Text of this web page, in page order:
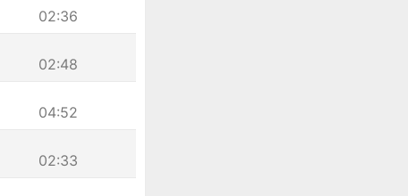
02:36
02:48
04:52
02:33